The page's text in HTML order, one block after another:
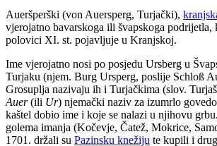
Aueršperški (von Auersperg, Turjački),
vjerojatno bavarskoga ili švapskoga podrijetla,
polovici XI. st. pojavljuje u Kranjskoj.
Ime vjerojatno nosi po posjedu Ursberg u
Turjaku (njem. Burg Ursperg, poslije Schloß
Grosuplja nazivaju ih i Turjačkima (slov.
Auer(ili Ur) njemački naziv za izumrlo
kaštel dobio ime i koje se nalazi u njihovu
golema imanja (Kočevje, Čatež, Mokrice,
1701. držali su Pazinsku knežiju te kupili i